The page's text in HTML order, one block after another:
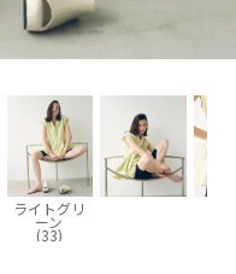
ライトグリ
ーン
(33)